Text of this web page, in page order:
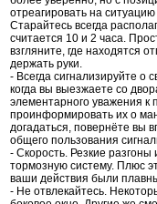
отреагировать на
Старайтесь всегда
считается 10 и 2 часа.
взгляните, где находятся
держать руки.
- Всегда сигнализируйте о
когда вы выезжаете со
элементарного уважения к
проинформировать их о
догадаться, повернёте вы
общего пользования
- Скорость. Резкие
тормозную систему. Плюс
ваши действия были
- Не отвлекайтесь.